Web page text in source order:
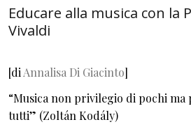
Educare alla musica con la
Vivaldi
[di Annalisa Di Giacinto]
“Musica non privilegio di pochi
tutti” (Zoltán Kodály)